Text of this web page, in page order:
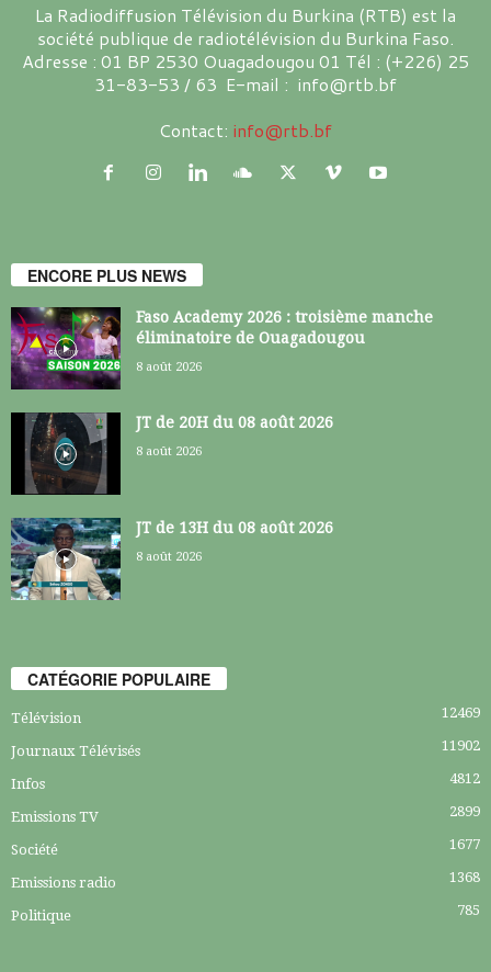
La Radiodiffusion Télévision du Burkina (RTB) est la
société publique de radiotélévision du Burkina Faso.
Adresse : 01 BP 2530 Ouagadougou 01 Tél : (+226) 25
31-83-53 / 63 E-mail : info@rtb.bf
Contact: info@rtb.bf
ENCORE PLUS NEWS
Faso Academy 2026 : troisième manche
éliminatoire de Ouagadougou
8 août 2026
JT de 20H du 08 août 2026
8 août 2026
JT de 13H du 08 août 2026
8 août 2026
CATÉGORIE POPULAIRE
Télévision 12469
Journaux Télévisés 11902
Infos 4812
Emissions TV 2899
Société 1677
Emissions radio 1368
Politique 785